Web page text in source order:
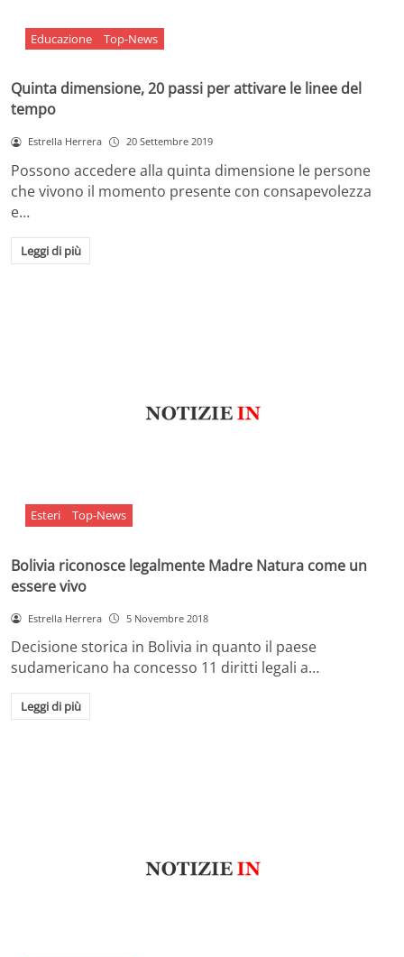
Educazione Top-News
Quinta dimensione, 20 passi per attivare le linee del
tempo
Estrella Herrera 20 Settembre 2019
Possono accedere alla quinta dimensione le persone
che vivono il momento presente con consapevolezza
e…
Leggi di più
Esteri Top-News
Bolivia riconosce legalmente Madre Natura come un
essere vivo
Estrella Herrera 5 Novembre 2018
Decisione storica in Bolivia in quanto il paese
sudamericano ha concesso 11 diritti legali a…
Leggi di più